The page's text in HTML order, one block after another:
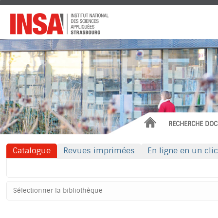
National
Sciences
Appliquées
ACCUEIL RECHERCHE
Catalogue Revues imprimées En ligne en un clic
votre